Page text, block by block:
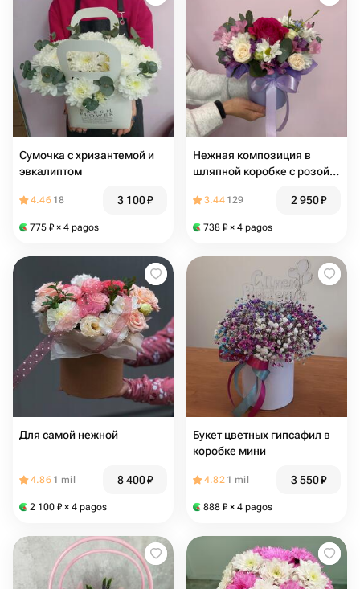
Сумочка с хризантемой и
эвкалиптом
4.46 18 3 100₽
775 ₽ × 4 pagos
Нежная композиция в
шляпной коробке с розой
3.44 129 2 950₽
738 ₽ × 4 pagos
Для самой нежной
4.86 1 mil 8 400₽
2 100 ₽ × 4 pagos
Букет цветных гипсафил в
коробке мини
4.82 1 mil 3 550₽
888 ₽ × 4 pagos